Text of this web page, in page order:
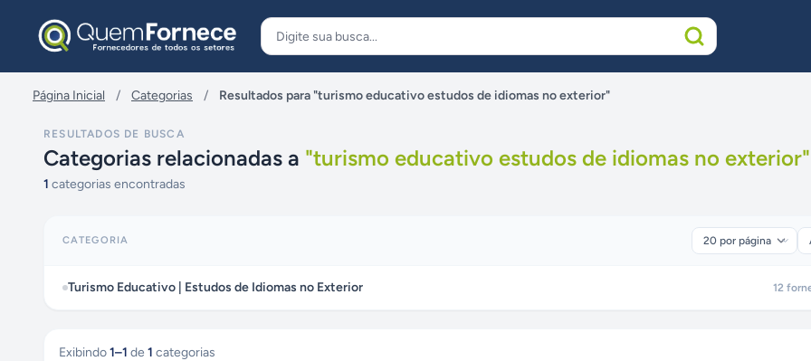
Página Inicial / Categorias / Resultados para "turismo educativo estudos de idiomas no exterior"
RESULTADOS DE BUSCA
Categorias relacionadas a "turismo educativo estudos de idiomas no exterior"
1 categorias encontradas
CATEGORIA
Turismo Educativo | Estudos de Idiomas no Exterior 12
Exibindo1–1 de 1 categorias